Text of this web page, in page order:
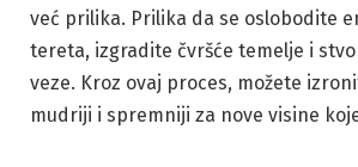
već prilika. Prilika da se oslobodite
tereta, izgradite čvršće temelje i
veze. Kroz ovaj proces, možete
mudriji i spremniji za nove visine